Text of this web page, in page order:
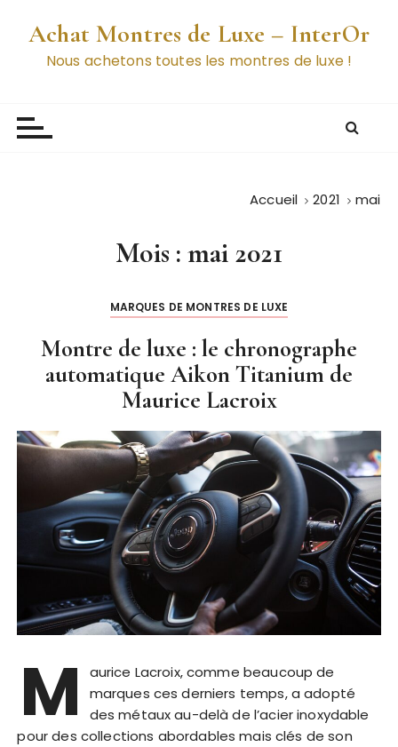
Achat Montres de Luxe – InterOr
Nous achetons toutes les montres de luxe !
Accueil 2021 mai
Mois : mai 2021
MARQUES DE MONTRES DE LUXE
Montre de luxe : le chronographe
automatique Aikon Titanium de
Maurice Lacroix
M
aurice Lacroix, comme beaucoup de
marques ces derniers temps, a adopté
des métaux au-delà de l’acier inoxydable
pour des collections abordables mais clés de son